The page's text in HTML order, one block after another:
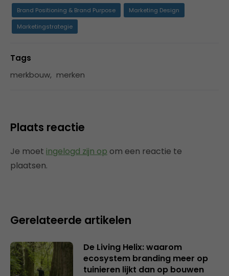
Brand Positioning & Brand Purpose
Marketing Design
Marketingstrategie
Tags
merkbouw, merken
Plaats reactie
Je moet ingelogd zijn op om een reactie te
plaatsen.
Gerelateerde artikelen
De Living Helix: waarom
ecosystem branding meer op
tuinieren lijkt dan op bouwen